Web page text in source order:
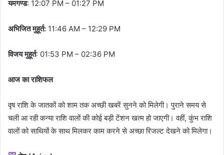
यमगण्ड: 12:07 PM – 01:27 PM
अभिजित मुहूर्त: 11:46 AM – 12:29 PM
विजय मुहूर्त: 01:53 PM – 02:36 PM
आज का राशिफल
वृष राशि के जातकों को शाम तक अच्छी खबरें सुनने को मिलेगी। पुराने समय से
चली आ रही कन्या राशि वालों की कोई बड़ी टेंशन खत्म हो जाएगी। वहीं, कुंभ राशि
वालों को साथियों के साथ मिलकर काम करने से अच्छा रिजल्ट देखने को मिलेगा।